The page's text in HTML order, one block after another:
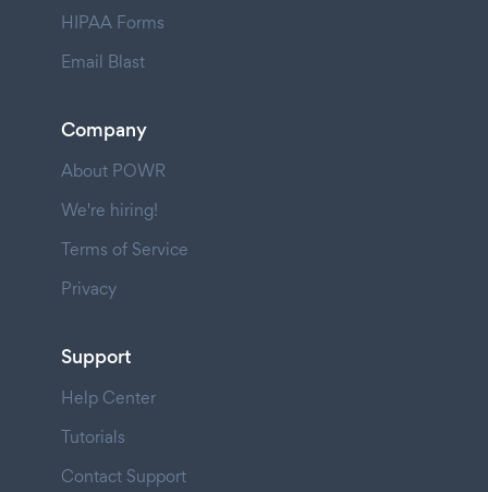
HIPAA Forms
Email Blast
Company
About POWR
We're hiring!
Terms of Service
Privacy
Support
Help Center
Tutorials
Contact Support